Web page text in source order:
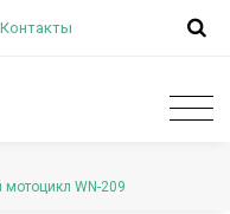
Контакты
мотоцикл WN-209